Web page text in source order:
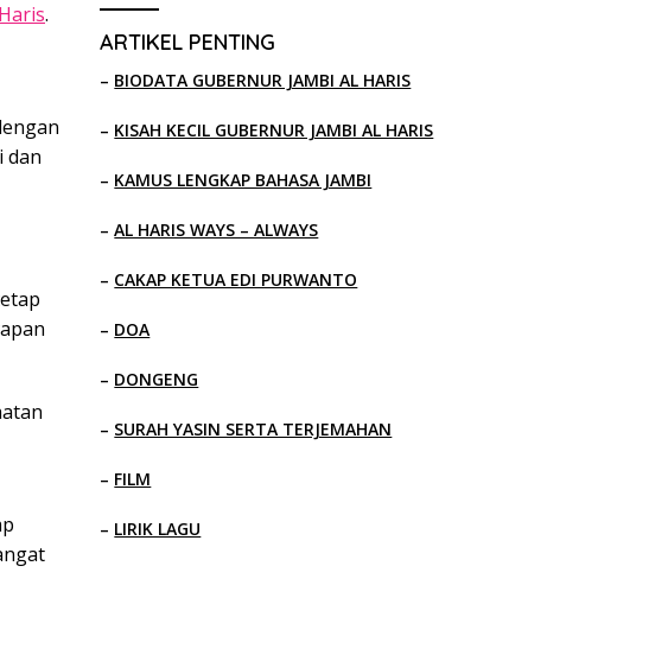
.
dan
ARTIKEL PENTING
– BIODATA GUBERNUR JAMBI AL HARIS
– KISAH KECIL GUBERNUR JAMBI AL HARIS
– KAMUS LENGKAP BAHASA JAMBI
–AL HARIS WAYS – ALWAYS
– CAKAP KETUA EDI PURWANTO
– DOA
– DONGENG
– SURAH YASIN SERTA TERJEMAHAN
– FILM
– LIRIK LAGU